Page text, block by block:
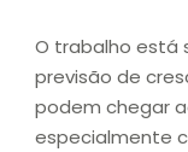
O trabalho está
previsão de
podem chegar
especialmente